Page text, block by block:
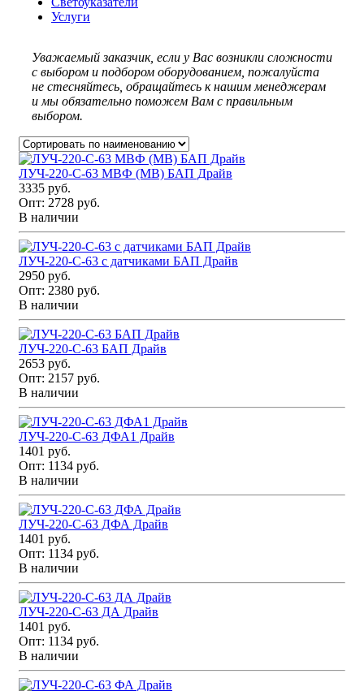
Услуги
Уважаемый заказчик, если у Вас возникли сложности
с выбором и подбором оборудованием, пожалуйста
не стесняйтесь, обращайтесь к нашим менеджерам
и мы обязательно поможем Вам с правильным
выбором.
ЛУЧ-220-С-63 МВФ (МВ) БАП Драйв
3335 руб.
Опт: 2728 руб.
В наличии
ЛУЧ-220-С-63 с датчиками БАП Драйв
2950 руб.
Опт: 2380 руб.
В наличии
ЛУЧ-220-С-63 БАП Драйв
2653 руб.
Опт: 2157 руб.
В наличии
ЛУЧ-220-С-63 ДФА1 Драйв
1401 руб.
Опт: 1134 руб.
В наличии
ЛУЧ-220-С-63 ДФА Драйв
1401 руб.
Опт: 1134 руб.
В наличии
ЛУЧ-220-С-63 ДА Драйв
1401 руб.
Опт: 1134 руб.
В наличии